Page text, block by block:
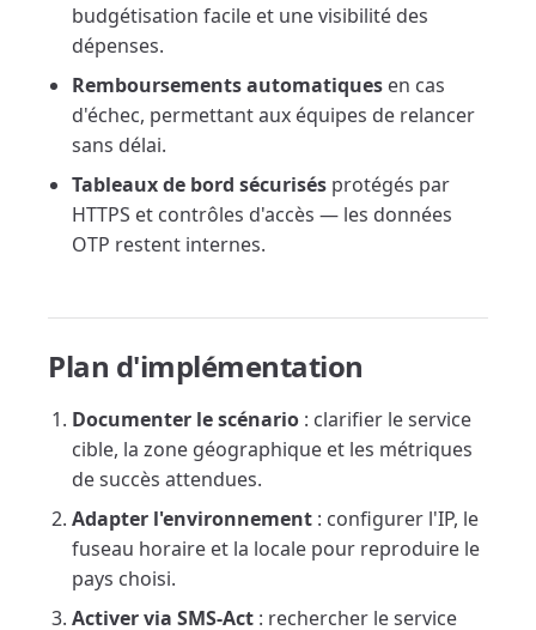
budgétisation facile et une visibilité des
dépenses.
Remboursements automatiques en cas
d'échec, permettant aux équipes de relancer
sans délai.
Tableaux de bord sécurisés protégés par
HTTPS et contrôles d'accès — les données
OTP restent internes.
Plan d'implémentation
Documenter le scénario : clarifier le service
cible, la zone géographique et les métriques
de succès attendues.
Adapter l'environnement : configurer l'IP, le
fuseau horaire et la locale pour reproduire le
pays choisi.
Activer via SMS-Act : rechercher le service